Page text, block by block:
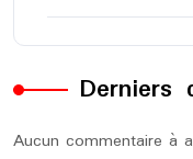
Derniers
Aucun commentaire à